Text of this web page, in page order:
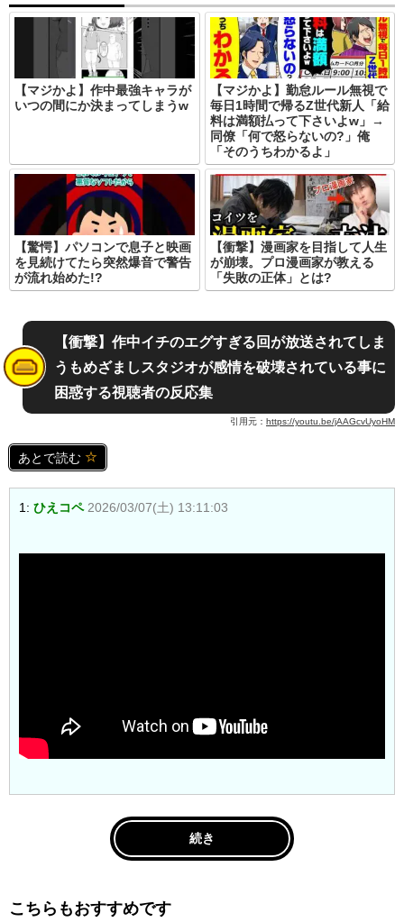
【マジかよ】作中最強キャラが
いつの間にか決まってしまうw
【マジかよ】勤怠ルール無視で
毎日1時間で帰るZ世代新人「給
料は満額払って下さいよw」→
同僚「何で怒らないの?」俺
「そのうちわかるよ」
【驚愕】パソコンで息子と映画
を見続けてたら突然爆音で警告
が流れ始めた!?
【衝撃】漫画家を目指して人生
が崩壊。プロ漫画家が教える
「失敗の正体」とは?
【衝撃】作中イチのエグすぎる回が放送されてしま
うもめざましスタジオが感情を破壊されている事に
困惑する視聴者の反応集
引用元： https://youtu.be/jAAGcvUyoHM
あとで読む
1: ひえコペ 2026/03/07(土) 13:11:03
続き
こちらもおすすめです